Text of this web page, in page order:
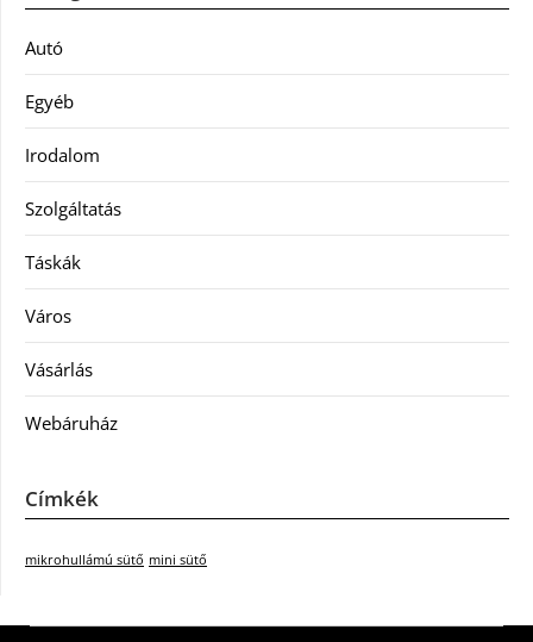
Autó
Egyéb
Irodalom
Szolgáltatás
Táskák
Város
Vásárlás
Webáruház
Címkék
mikrohullámú sütő mini sütő